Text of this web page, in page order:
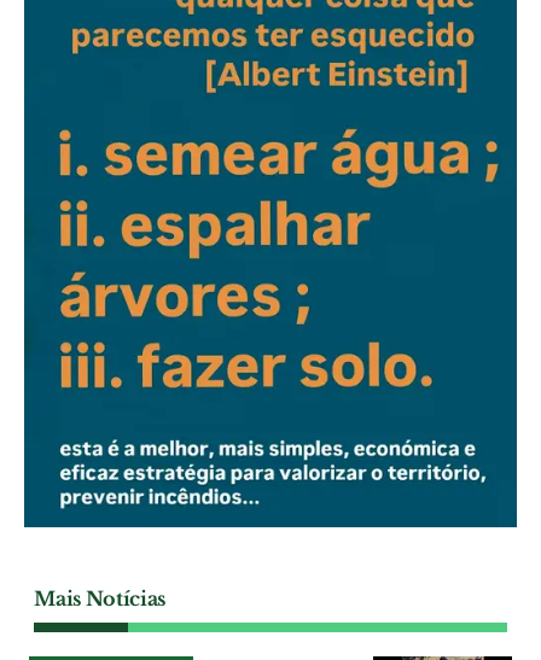
Mais Notícias